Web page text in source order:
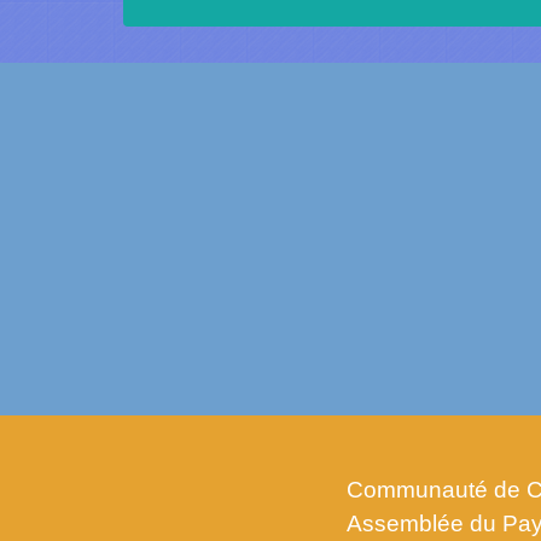
Communauté de
Assemblée du